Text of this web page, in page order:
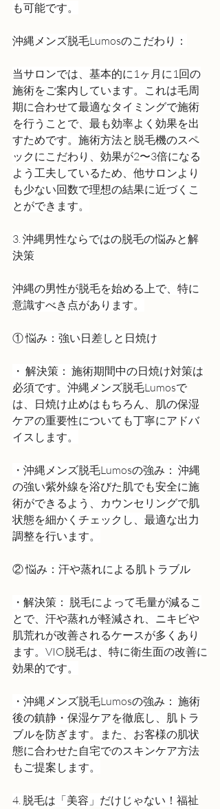
も可能です。
沖縄メンズ脱毛Lumosのこだわり：
当サロンでは、基本的に1ヶ月に1回の
施術をご案内しています。これは毛周
期に合わせて最適なタイミングで施術
を行うことで、最も効率よく効果を出
すためです。施術方法と脱毛機のスペ
ックにこだわり、効果が2〜3倍になる
よう工夫しているため、他サロンより
も少ない回数で理想の結果に近づくこ
とができます。
3. 沖縄男性ならではの脱毛の悩みと解
決策
沖縄の男性が脱毛を始める上で、特に
意識すべき点があります。
① 悩み：強い日差しと日焼け
・ 解決策： 施術期間中の日焼け対策は
必須です。沖縄メンズ脱毛Lumosで
は、日焼け止めはもちろん、肌の保湿
ケアの重要性についても丁寧にアドバ
イスします。
・沖縄メンズ脱毛Lumosの強み： 沖縄
の強い紫外線を浴びた肌でも安全に施
術ができるよう、カウンセリングで肌
状態を細かくチェックし、最適な出力
調整を行います。
② 悩み：汗や蒸れによる肌トラブル
・解決策： 脱毛によって毛量が減るこ
とで、汗や蒸れが軽減され、ニキビや
肌荒れが改善されるケースが多くあり
ます。VIO脱毛は、特に衛生面の改善に
効果的です。
・沖縄メンズ脱毛Lumosの強み： 施術
後の鎮静・保湿ケアを徹底し、肌トラ
ブルを防ぎます。また、お客様の肌状
態に合わせた自宅でのスキンケア方法
もご提案します。
4. 脱毛は「美容」だけじゃない！福祉